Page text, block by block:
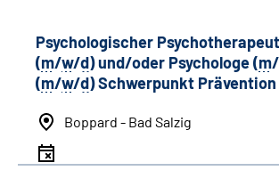
Psychologischer Psychotherapeut
(m/w/d) und/oder Psychologe (m/
(m/w/d) Schwerpunkt Prävention
Boppard - Bad Salzig